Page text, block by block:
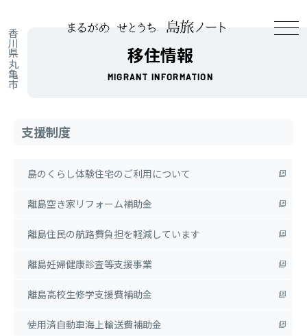
香川県丸亀市 移住情報
MIGRANT INFORMATION
支援制度
島のくらし体験住宅のご利用について
離島空き家リフォーム補助金
離島住民の航路費負担を軽減しています
離島妊婦健康診査等支援事業
離島高校生修学支援費補助金
使用済自動車海上輸送費補助金